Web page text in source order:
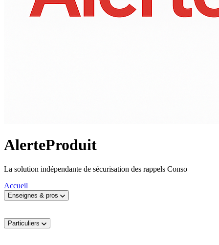
AlerteProduit
La solution indépendante de sécurisation des rappels Conso
Accueil
Enseignes & pros
Particuliers